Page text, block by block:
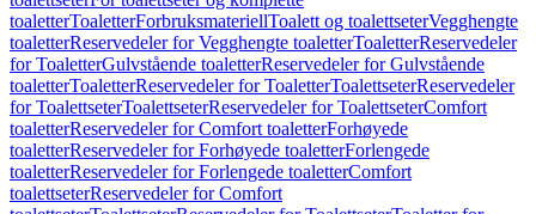
toaletterToaletterForbruksmateriellToalett og toalettseterVegghengte
toaletterReservedeler for Vegghengte toaletterToaletterReservedeler
for ToaletterGulvstående toaletterReservedeler for Gulvstående
toaletterToaletterReservedeler for ToaletterToalettseterReservedeler
for ToalettseterToalettseterReservedeler for ToalettseterComfort
toaletterReservedeler for Comfort toaletterForhøyede
toaletterReservedeler for Forhøyede toaletterForlengede
toaletterReservedeler for Forlengede toaletterComfort
toalettseterReservedeler for Comfort